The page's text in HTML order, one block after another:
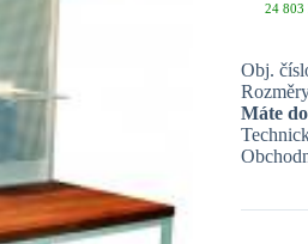
24 803
Obj.
Máte